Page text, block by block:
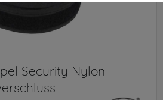
Security Nylon